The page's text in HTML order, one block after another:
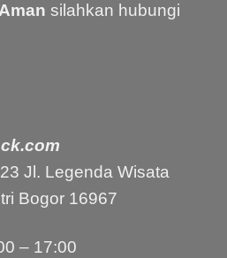
Aman silahkan hubungi
Jl. Legenda Wisata
Bogor 16967
– 17:00